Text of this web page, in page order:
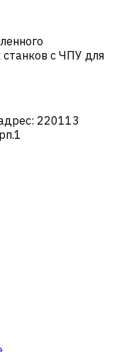
с ЧПУ для
220113